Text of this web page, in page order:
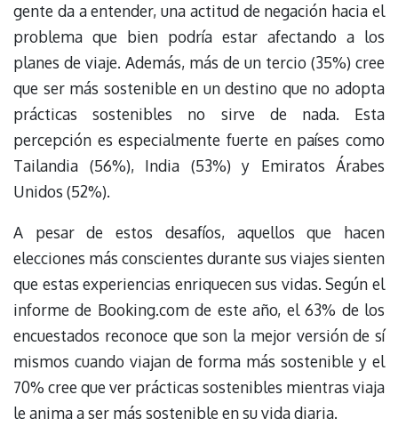
gente da a entender, una actitud de negación hacia el
problema que bien podría estar afectando a los
planes de viaje. Además, más de un tercio (35%) cree
que ser más sostenible en un destino que no adopta
prácticas sostenibles no sirve de nada. Esta
percepción es especialmente fuerte en países como
Tailandia (56%), India (53%) y Emiratos Árabes
Unidos (52%).
A pesar de estos desafíos, aquellos que hacen
elecciones más conscientes durante sus viajes sienten
que estas experiencias enriquecen sus vidas. Según el
informe de Booking.com de este año, el 63% de los
encuestados reconoce que son la mejor versión de sí
mismos cuando viajan de forma más sostenible y el
70% cree que ver prácticas sostenibles mientras viaja
le anima a ser más sostenible en su vida diaria.